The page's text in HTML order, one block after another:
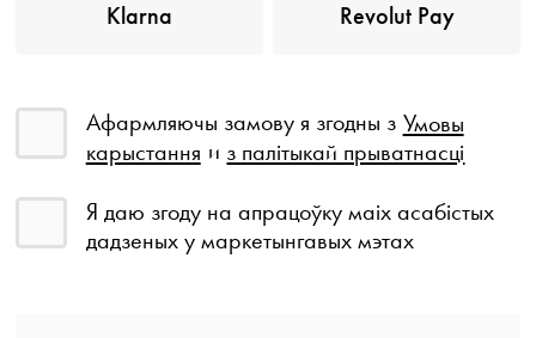
Klarna Revolut Pay
Афармляючы замову я згодны з Умовы
карыстання и з палітыкай прыватнасці
Я даю згоду на апрацоўку маіх асабістых
дадзеных у маркетынгавых мэтах